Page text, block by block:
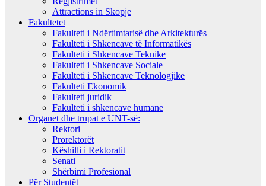
Attractions in Skopje
Fakultetet
Fakulteti i Ndërtimtarisë dhe Arkitekturës
Fakulteti i Shkencave të Informatikës
Fakulteti i Shkencave Teknike
Fakulteti i Shkencave Sociale
Fakulteti i Shkencave Teknologjike
Fakulteti Ekonomik
Fakulteti juridik
Fakulteti i shkencave humane
Organet dhe trupat e UNT-së:
Rektori
Prorektorët
Këshilli i Rektoratit
Senati
Shërbimi Profesional
Për Studentët